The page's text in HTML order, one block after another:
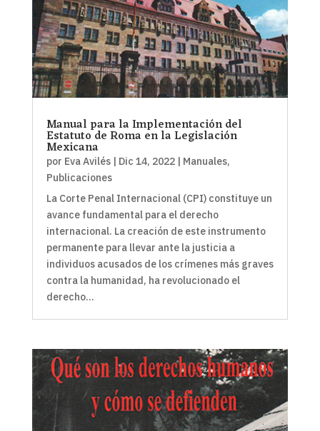
Manual para la Implementación del
Estatuto de Roma en la Legislación
Mexicana
por Eva Avilés| Dic 14, 2022| Manuales,
Publicaciones
La Corte Penal Internacional (CPI) constituye un
avance fundamental para el derecho
internacional. La creación de este instrumento
permanente para llevar ante la justicia a
individuos acusados de los crímenes más graves
contra la humanidad, ha revolucionado el
derecho...